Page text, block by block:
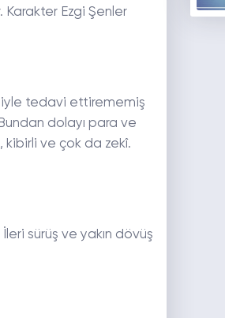
Karakter Ezgi Şenler
tedavi ettirememiş
dolayı para ve
kibirli ve çok da zekî.
sürüş ve yakın dövüş